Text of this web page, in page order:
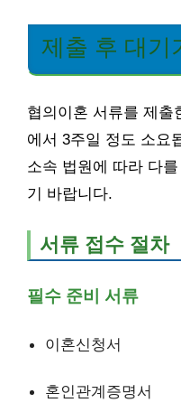
제출 후 대기
협의이혼 서류를 제출
에서 3주일 정도 소요
소속 법원에 따라 다
기 바랍니다.
서류 접수 절차
필수 준비 서류
이혼신청서
혼인관계증명서